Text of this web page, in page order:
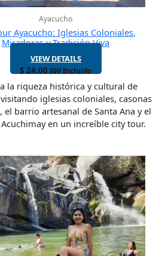
Ayacucho
Ayacucho: Iglesias Coloniales,
Miradores y Tradición Viva
VIEW DETAILS
$ 24.00 IGV Incluido
la riqueza histórica y cultural de
iglesias coloniales, casonas
el barrio artesanal de Santa Ana y el
en un increíble city tour.